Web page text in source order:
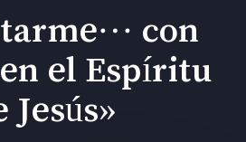
con
el Espíritu
Jesús»